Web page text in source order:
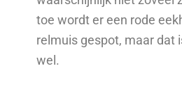
toe wordt er een rode
relmuis gespot, maar dat
wel.